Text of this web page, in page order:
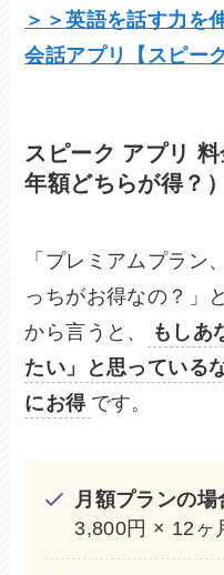
＞＞英語を話す力を
会話アプリ【スピーク
スピーク アプリ
年額どちらが得？）
「プレミアムプラン
っちがお得なの？」
から言うと、
もしあ
たい」と思っている
にお得 です。
月額プランの場
3,800円 × 12ヶ